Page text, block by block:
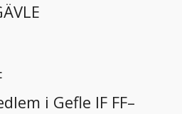
i Gefle IF FF–